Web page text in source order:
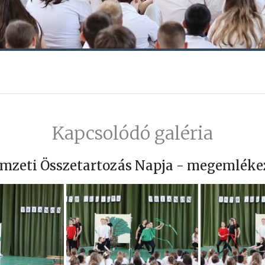
Kapcsolódó galéria
Összetartozás Napja -